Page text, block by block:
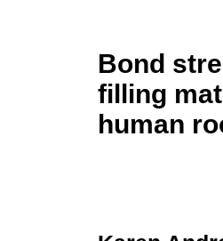
Bond
filling
human